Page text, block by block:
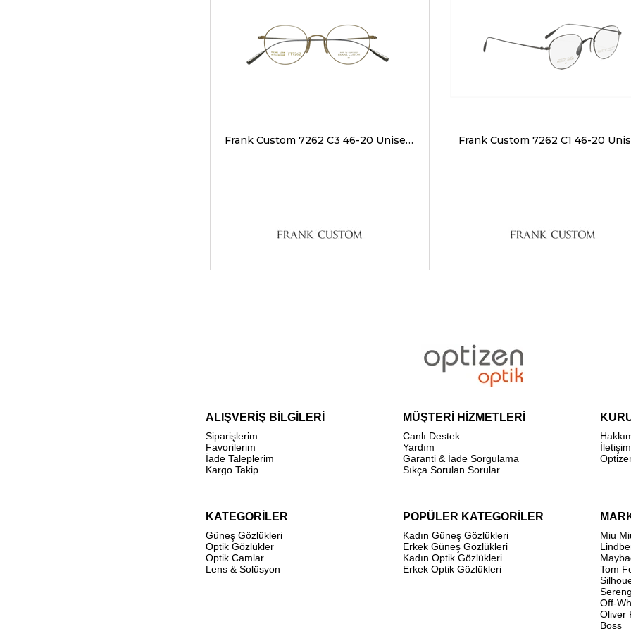
Frank Custom 7262 C3 46-20 Unisex Optik Gözlükler
ALIŞVERİŞ BİLGİLERİ
Siparişlerim
Favorilerim
İade Taleplerim
Kargo Takip
MÜŞTERİ HİZMETLERİ
Canlı Destek
Yardım
Garanti & İade Sorgulama
Sıkça Sorulan Sorular
İletişim
KATEGORİLER
Güneş Gözlükleri
Optik Gözlükler
Optik Camlar
Lens & Solüsyon
POPÜLER KATEGORİLER
Kadın Güneş Gözlükleri
Erkek Güneş Gözlükleri
Kadın Optik Gözlükleri
Erkek Optik Gözlükleri
Miu
Tom
Off-
Oliver
Boss